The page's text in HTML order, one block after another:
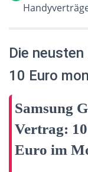
Die
10 Euro
Samsung
Vertrag:
Euro im